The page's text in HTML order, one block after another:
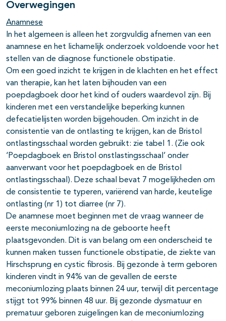
Overwegingen
Anamnese
In het algemeen is alleen het zorgvuldig afnemen van een
anamnese en het lichamelijk onderzoek voldoende voor het
stellen van de diagnose functionele obstipatie.
Om een goed inzicht te krijgen in de klachten en het effect
van therapie, kan het laten bijhouden van een
poepdagboek door het kind of ouders waardevol zijn. Bij
kinderen met een verstandelijke beperking kunnen
defecatielijsten worden bijgehouden. Om inzicht in de
consistentie van de ontlasting te krijgen, kan de Bristol
ontlastingsschaal worden gebruikt: zie tabel 1. (Zie ook
‘Poepdagboek en Bristol onstlastingsschaal’ onder
aanverwant voor het poepdagboek en de Bristol
ontlastingsschaal). Deze schaal bevat 7 mogelijkheden om
de consistentie te typeren, variërend van harde, keutelige
ontlasting (nr 1) tot diarree (nr 7).
De anamnese moet beginnen met de vraag wanneer de
eerste meconiumlozing na de geboorte heeft
plaatsgevonden. Dit is van belang om een onderscheid te
kunnen maken tussen functionele obstipatie, de ziekte van
Hirschsprung en cystic fibrosis. Bij gezonde à term geboren
kinderen vindt in 94% van de gevallen de eerste
meconiumlozing plaats binnen 24 uur, terwijl dit percentage
stijgt tot 99% binnen 48 uur. Bij gezonde dysmatuur en
prematuur geboren zuigelingen kan de meconiumlozing